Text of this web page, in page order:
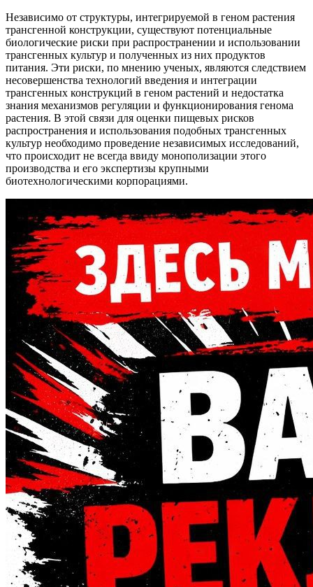
Независимо от структуры, интегрируемой в геном растения
трансгенной конструкции, существуют потенциальные
биологические риски при распространении и использовании
трансгенных культур и полученных из них продуктов
питания. Эти риски, по мнению ученых, являются следствием
несовершенства технологий введения и интеграции
трансгенных конструкций в геном растений и недостатка
знания механизмов регуляции и функционирования генома
растения. В этой связи для оценки пищевых рисков
распространения и использования подобных трансгенных
культур необходимо проведение независимых исследований,
что происходит не всегда ввиду монополизации этого
производства и его экспертизы крупными
биотехнологическими корпорациями.